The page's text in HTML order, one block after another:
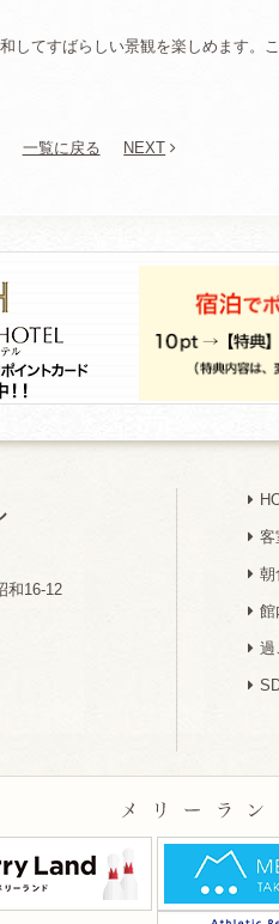
してすばらしい景観を楽しめます。
一覧に戻る NEXT
和16-12
客
朝
館
過